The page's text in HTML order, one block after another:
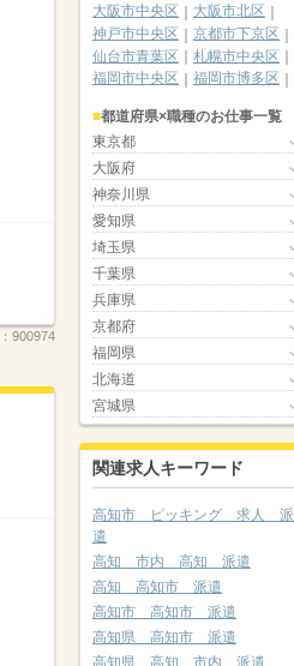
900974
大阪市中央区
大阪市北区
神戸市中央区
京都市下京区
仙台市青葉区
札幌市中央区
福岡市中央区
福岡市博多区
都道府県×職種のお仕事一覧
東京都
大阪府
神奈川県
愛知県
埼玉県
千葉県
兵庫県
京都府
福岡県
北海道
宮城県
関連求人キーワード
高知市 ピッキング 求人 派
遣
高知 市内 高知 派遣
高知 高知市 派遣
高知市 高知市 派遣
高知県 高知市 派遣